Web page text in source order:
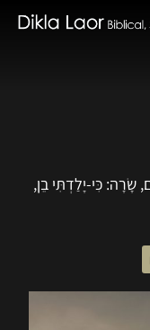
שָׂרָה: כִּי-יָלַדְתִּי בֵן,